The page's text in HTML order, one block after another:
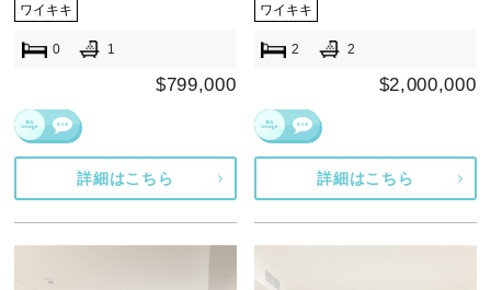
ワイキキ
0 1
$799,000
詳細はこちら
ワイキキ
2 2
$2,000,000
詳細はこちら